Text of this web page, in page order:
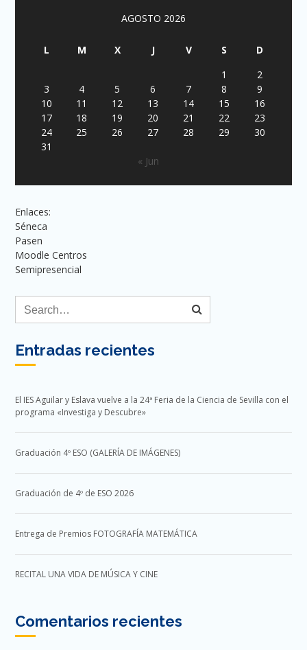
AGOSTO 2026
L M X J V S
D
1
2
3
4 5 6 7 8
9
10
11 12 13 14 15
16
17
18 19 20 21 22
23
24
25 26 27 28 29
30
31
« Jun
Enlaces:
Séneca
Pasen
Moodle Centros
Semipresencial
Entradas recientes
El IES Aguilar y Eslava vuelve a la 24ª Feria de la Ciencia de Sevilla con el
programa «Investiga y Descubre»
Graduación 4º ESO (GALERÍA DE IMÁGENES)
Graduación de 4º de ESO 2026
Entrega de Premios FOTOGRAFÍA MATEMÁTICA
RECITAL UNA VIDA DE MÚSICA Y CINE
Comentarios recientes